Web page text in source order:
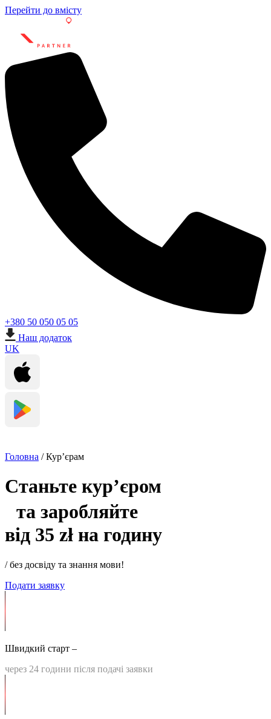
Перейти до вмісту
+380 50 050 05 05
Наш додаток
UK
Головна /Кур’єрам
Станьте кур’єром
та заробляйте
від 35 zł на годину
/ без досвіду та знання мови!
Подати заявку
Швидкий старт –
через 24 години після подачі заявки